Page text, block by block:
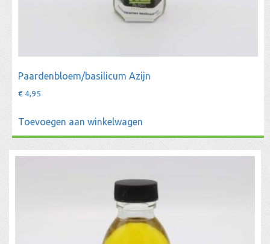
Paardenbloem/basilicum Azijn
€ 4,95
Toevoegen aan winkelwagen